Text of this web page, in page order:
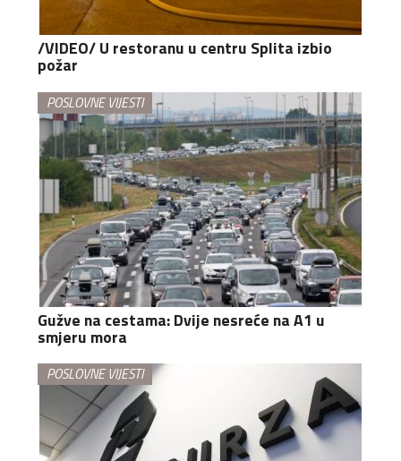
/VIDEO/ U restoranu u centru Splita izbio
požar
POSLOVNE VIJESTI
Gužve na cestama: Dvije nesreće na A1 u
smjeru mora
POSLOVNE VIJESTI